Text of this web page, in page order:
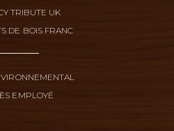
TRIBUTE UK
DE BOIS FRANC
EMPLOYÉ